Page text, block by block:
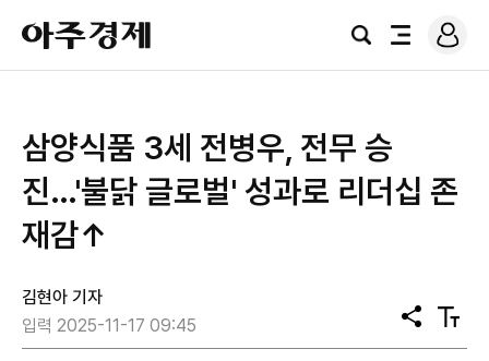
아
주
경
검
전
로
그
삼양식품 3세 전병우, 전무 승
진…'불닭 글로벌' 성과로 리더십 존
재감↑
김현아 기자
입력 2025-11-17 09:45
공
유
텍
스